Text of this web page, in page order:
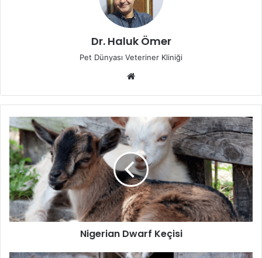
Dr. Haluk Ömer
Pet Dünyası Veteriner Kliniği
Nigerian Dwarf Keçisi